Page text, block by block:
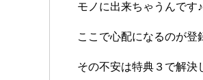
モノに出来ちゃうんです♪
ここで心配になるのが登
その不安は特典３で解決